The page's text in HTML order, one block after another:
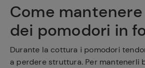
Come
dei pomodori in
Durante la cottura i pomodori
a perdere struttura. Per mantenerli